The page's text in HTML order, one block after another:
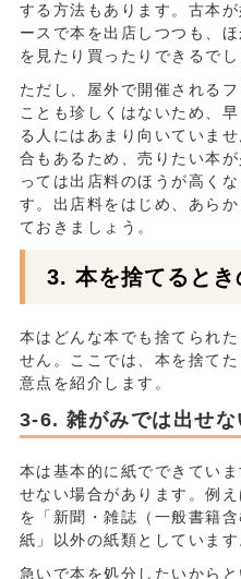
する方法もあります。古本
ースで本を出店しつつも、
を見たり買ったりできるでし
ただし、屋外で開催される
ことも珍しくはないため、
る人にはあまり向いていま
合もあるため、売りたい本
っては出店料のほうが高く
す。出店料をはじめ、あら
ておきましょう。
本を捨てるとき
本はどんな本でも捨てられ
せん。ここでは、本を捨て
意点を紹介します。
雑がみでは出せ
本は基本的に紙でできてい
せない場合があります。例
を「新聞・雑誌（一般書籍
紙」以外の紙類としています
急いで本を処分したいから